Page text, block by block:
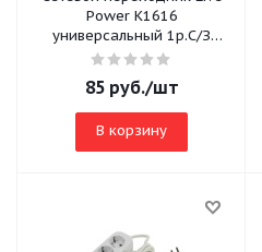
Power K1616
универсальный 1р.С/З
белый/черный (24)
85руб./шт
В корзину